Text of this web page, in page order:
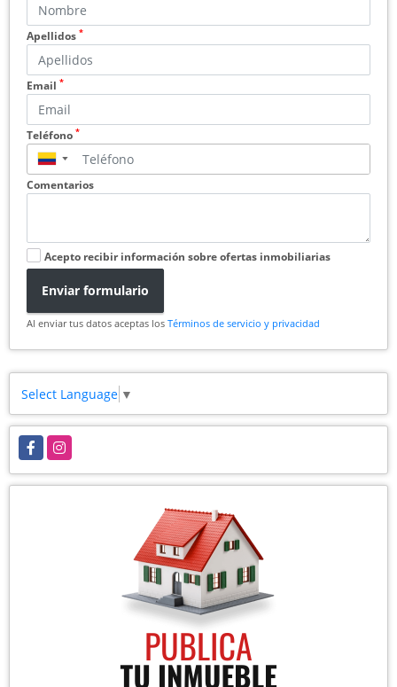
Apellidos *
Email *
Teléfono *
▼
Comentarios
Acepto recibir información sobre ofertas inmobiliarias
Enviar formulario
Al enviar tus datos aceptas los Términos de servicio y privacidad
Select Language ▼
FacebookInstagram